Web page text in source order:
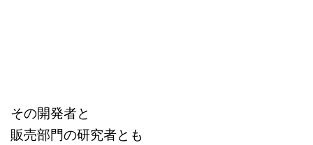
その開発者と
販売部門の研究者とも